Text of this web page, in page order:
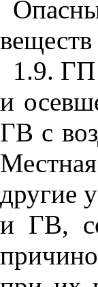
1.9. ГП
и
ГВ с
другие
и ГВ,